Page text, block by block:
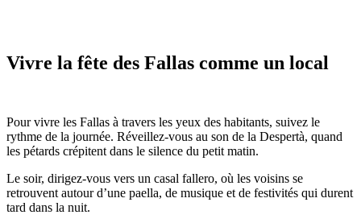
Vivre la fête des Fallas comme un local
Pour vivre les Fallas à travers les yeux des habitants, suivez le
rythme de la journée. Réveillez-vous au son de la Despertà, quand
les pétards crépitent dans le silence du petit matin.
Le soir, dirigez-vous vers un casal fallero, où les voisins se
retrouvent autour d’une paella, de musique et de festivités qui durent
tard dans la nuit.